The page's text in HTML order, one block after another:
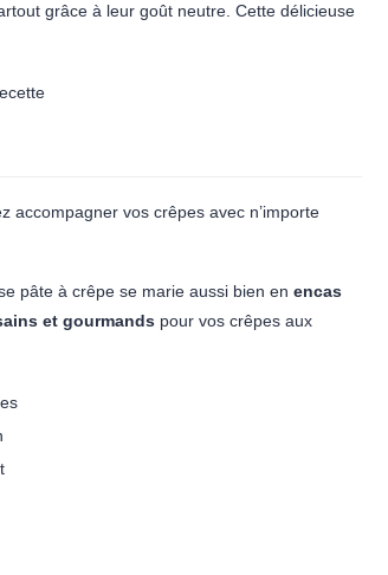
grâce à leur goût neutre. Cette délicieuse
accompagner vos crêpes avec n’importe
pâte à crêpe se marie aussi bien en encas
et gourmands pour vos crêpes aux